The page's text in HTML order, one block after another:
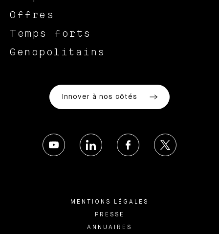
Offres
Temps forts
Genopolitains
Innover à nos côtés
MENTIONS LÉGALES
PRESSE
ANNUAIRES